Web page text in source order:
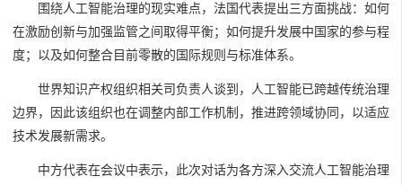
围绕人工智能治理的现实难点，法国代表提出三方面挑战：如何
在激励创新与加强监管之间取得平衡；如何提升发展中国家的参与程
度；以及如何整合目前零散的国际规则与标准体系。
世界知识产权组织相关司负责人谈到，人工智能已跨越传统治理
边界，因此该组织也在调整内部工作机制，推进跨领域协同，以适应
技术发展新需求。
中方代表在会议中表示，此次对话为各方深入交流人工智能治理